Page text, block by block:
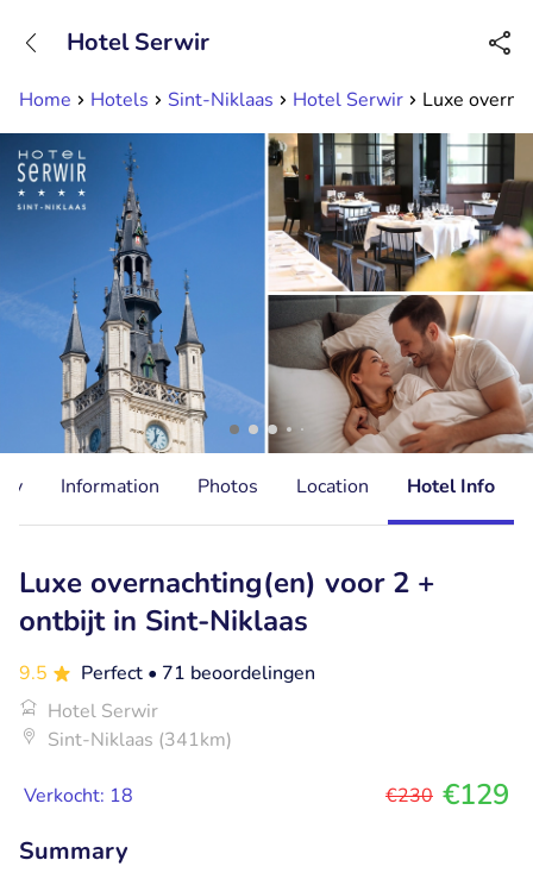
Available until 23:00
Home Hotels Sint-Niklaas Hotel Serwir Luxe
Hotel Serwir
Information Photos Location Hotel Info
Luxe overnachting(en) voor 2 +
ontbijt in Sint-Niklaas
9.5 Perfect • 71 beoordelingen
Hotel Serwir
Sint-Niklaas (341km)
Verkocht: 18 €230 €129
Summary